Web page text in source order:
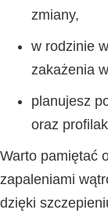
zmiany,
w rodzinie
zakażenia
planujesz
oraz
Warto pamiętać
zapaleniami
dzięki